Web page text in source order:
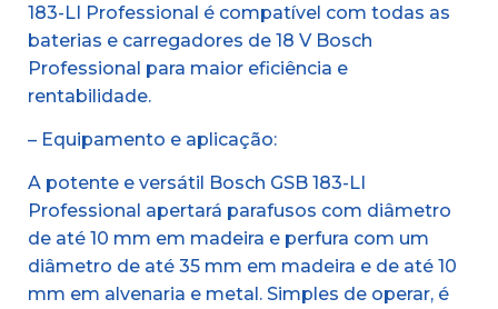
183-LI Professional é compatível com todas as
baterias e carregadores de 18 V Bosch
Professional para maior eficiência e
rentabilidade.
– Equipamento e aplicação:
A potente e versátil Bosch GSB 183-LI
Professional apertará parafusos com diâmetro
de até 10 mm em madeira e perfura com um
diâmetro de até 35 mm em madeira e de até 10
mm em alvenaria e metal. Simples de operar, é